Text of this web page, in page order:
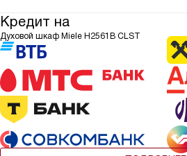
Кредит на
Духовой шкаф Miele H2561B CLST